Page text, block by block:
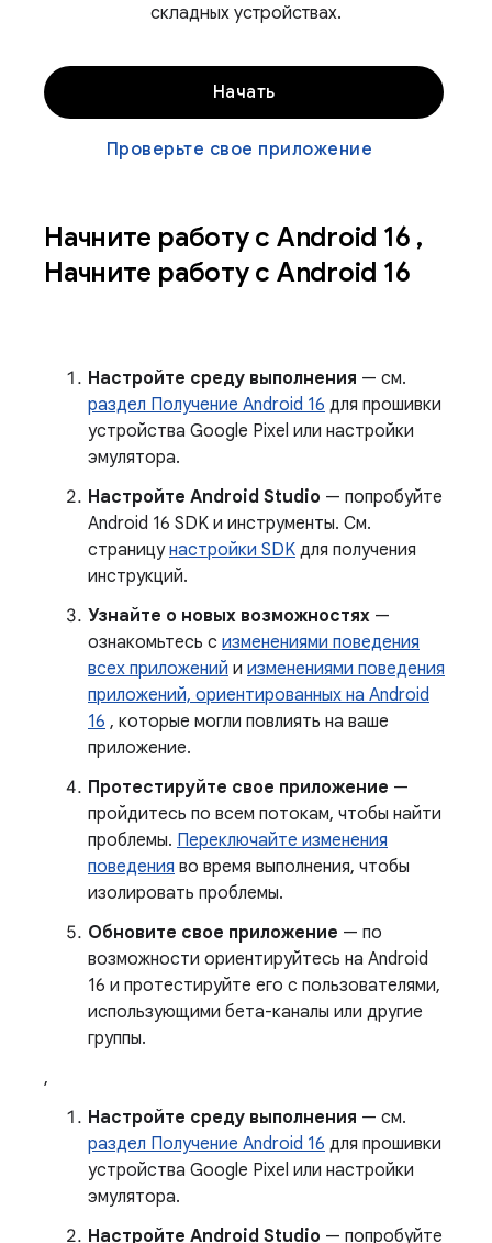
складных устройствах.
Начать
Проверьте свое приложение
Начните работу с Android 16 ,
Начните работу с Android 16
Настройте среду выполнения — см.
раздел Получение Android 16 для прошивки
устройства Google Pixel или настройки
эмулятора.
Настройте Android Studio — попробуйте
Android 16 SDK и инструменты. См.
страницунастройки SDK для получения
инструкций.
Узнайте о новых возможностях —
ознакомьтесь с изменениями поведения
всех приложений и изменениями поведения
приложений, ориентированных на Android
16 , которые могли повлиять на ваше
приложение.
Протестируйте свое приложение —
пройдитесь по всем потокам, чтобы найти
проблемы. Переключайте изменения
поведения во время выполнения, чтобы
изолировать проблемы.
Обновите свое приложение — по
возможности ориентируйтесь на Android
16 и протестируйте его с пользователями,
использующими бета-каналы или другие
группы.
,
Настройте среду выполнения — см.
раздел Получение Android 16 для прошивки
устройства Google Pixel или настройки
эмулятора.
Настройте Android Studio — попробуйте